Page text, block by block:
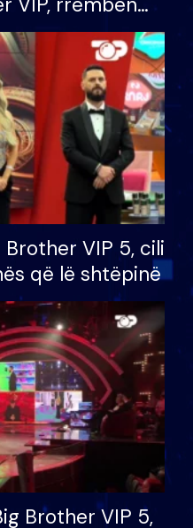
100 mijë eurosh
VIP 5, cili
që lë shtëpinë
Brother VIP 5,